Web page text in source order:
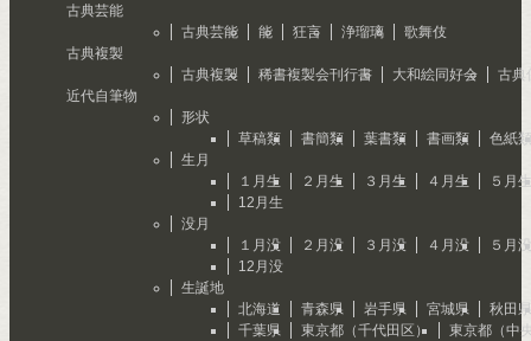
古典芸能
古典芸能
能 狂言 浄瑠璃
歌舞伎
古典複製
古典複製
稀書複製会刊行書 大和絵同好会
古典
近代自筆物
形状
草稿類
書簡類 葉書類 書画類
色紙類
生月
１月生
２月生 ３月生 ４月生
５月生
12月生
没月
１月没
２月没 ３月没 ４月没
５月没
12月没
生誕地
北海道
青森県 岩手県 宮城県
秋田県
千葉県
東京都（千代田区）
東京都（中